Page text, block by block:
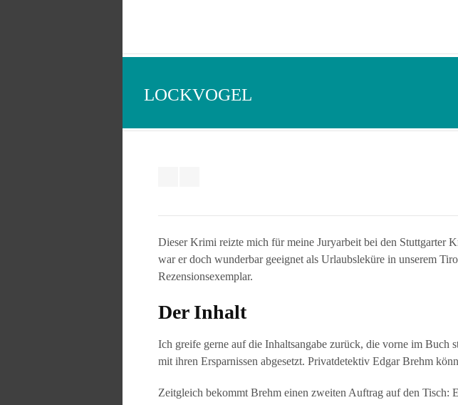
LOCKVOGEL
Dieser Krimi reizte mich für meine Juryarbeit bei den Stuttgarter
war er doch wunderbar geeignet als Urlaubsleküre in unserem
Rezensionsexemplar.
Der Inhalt
Ich greife gerne auf die Inhaltsangabe zurück, die vorne im Buch
mit ihren Ersparnissen abgesetzt. Privatdetektiv Edgar Brehm
Zeitgleich bekommt Brehm einen zweiten Auftrag auf den Tisch: